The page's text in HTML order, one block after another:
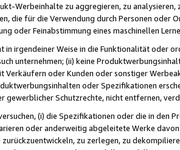
Werbeinhalte zu aggregieren, zu
die für die Verwendung durch Personen
oder Feinabstimmung eines maschinellen
in irgendeiner Weise in die Funktionalität oder
unternehmen; (ii) keine
Verkäufern oder Kunden oder sonstiger
oder Spezifikationen
gewerblicher Schutzrechte, nicht entfernen,
(i) die Spezifikationen oder die in
oder anderweitig abgeleitete Werke
zu zerlegen, zu